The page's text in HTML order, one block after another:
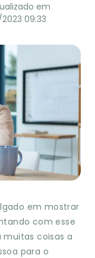
em
09:33
em mostrar
com esse
muitas coisas a
para o